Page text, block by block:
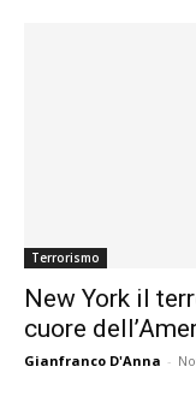
Terrorismo
New York il
cuore
Gianfranco D'Anna -